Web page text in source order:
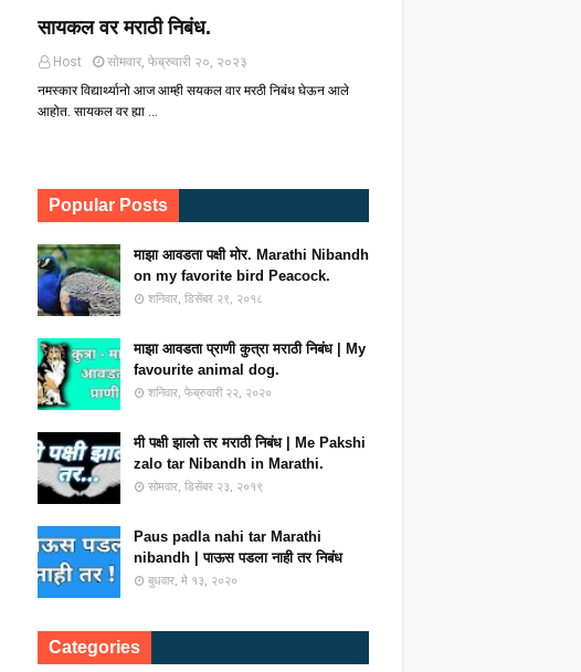
सायकल वर मराठी निबंध.
Host
सोमवार, फेब्रुवारी २०, २०२३
नमस्कार विद्यार्थ्यानो आज आम्ही सयकल वार मरठी निबंध घेऊन आले
आहोत. सायकल वर ह्या …
Popular Posts
माझा आवडता पक्षी मोर. Marathi Nibandh
on my favorite bird Peacock.
शनिवार, डिसेंबर २९, २०१८
माझा आवडता प्राणी कुत्रा मराठी निबंध | My
favourite animal dog.
शनिवार, फेब्रुवारी २२, २०२०
मी पक्षी झालो तर मराठी निबंध | Me Pakshi
zalo tar Nibandh in Marathi.
सोमवार, डिसेंबर २३, २०१९
Paus padla nahi tar Marathi
nibandh | पाऊस पडला नाही तर निबंध
बुधवार, मे १३, २०२०
Categories